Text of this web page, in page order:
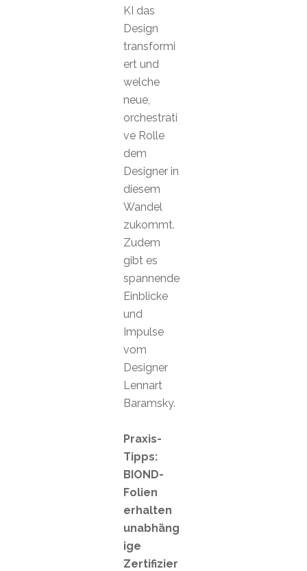
KI das
Design
transformi
ert und
welche
neue,
orchestrati
ve Rolle
dem
Designer in
diesem
Wandel
zukommt.
Zudem
gibt es
spannende
Einblicke
und
Impulse
vom
Designer
Lennart
Baramsky.
Praxis-
Tipps:
BIOND-
Folien
erhalten
unabhäng
ige
Zertifizier